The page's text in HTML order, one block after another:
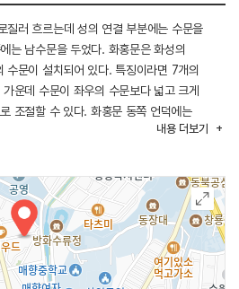
질러 흐르는데 성의 연결 부분에는 수문을
는 남수문을 두었다. 화홍문은 화성의
수문이 설치되어 있다. 특징이라면 7개의
운데 수문이 좌우의 수문보다 넓고 크게
조절할 수 있다. 화홍문 동쪽 언덕에는
- 드라마 <선재 업고 튀어>
책길 덕분에 야경 명소로 유명하다. 솔이에게
다리는 지금도 팬들이 찾아와 사진을 찍을
내용 더보기